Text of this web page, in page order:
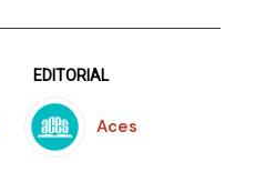
EDITORIAL
Aces